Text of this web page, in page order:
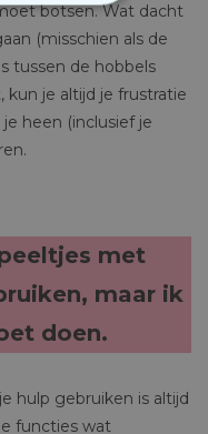
botsen. Wat dacht
(misschien als de
tussen de hobbels
kun je altijd je frustratie
heen (inclusief je
met
maar ik
doen.
hulp gebruiken is altijd
functies wat
OVERIGE